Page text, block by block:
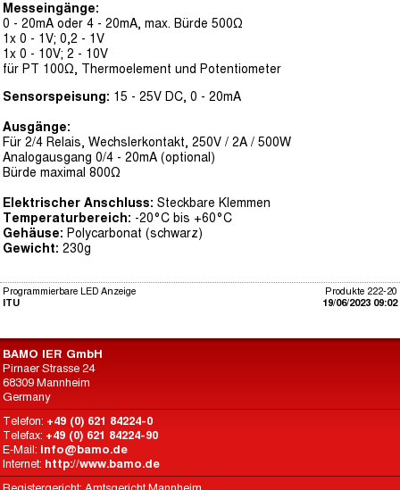
Messeingänge:
0 - 20mA oder 4 - 20mA, max. Bürde 500Ω
1x 0 - 1V; 0,2 - 1V
1x 0 - 10V; 2 - 10V
für PT 100Ω, Thermoelement und Potentiometer
Sensorspeisung: 15 - 25V DC, 0 - 20mA
Ausgänge:
Für 2/4 Relais, Wechslerkontakt, 250V / 2A / 500W
Analogausgang 0/4 - 20mA (optional)
Bürde maximal 800Ω
Elektrischer Anschluss: Steckbare Klemmen
Temperaturbereich: -20°C bis +60°C
Gehäuse: Polycarbonat (schwarz)
Gewicht: 230g
Produkte 222-20
19/06/2023 09:02
Programmierbare LED Anzeige
ITU
BAMO IER GmbH
Pirnaer Strasse 24
68309 Mannheim
Germany
Telefon: +49 (0) 621 84224-0
Telefax: +49 (0) 621 84224-90
E-Mail: info@bamo.de
Internet: http://www.bamo.de